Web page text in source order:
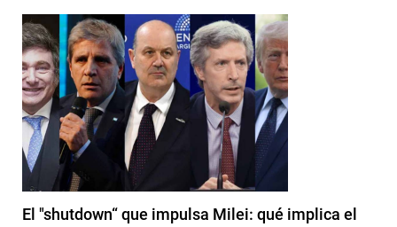
El "shutdown“ que impulsa Milei: qué implica el